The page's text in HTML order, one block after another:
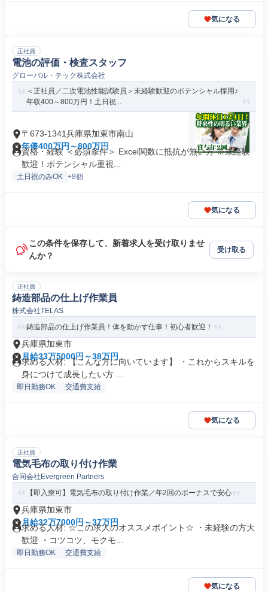
気になる
正社員
電池の評価・検査スタッフ
グローバル・テック株式会社
＜正社員／二次電池性能試験員＞未経験歓迎のポテンシャル採用♪
年収400～800万円！土日祝...
〒673-1341兵庫県加東市南山
年俸400万円～800万円
資格・経験 ＜必須条件＞ Excel関数に抵抗が無い方 ※未経験
歓迎！ポテンシャル重視...
土日祝のみOK +8個
気になる
この条件を保存して、新着求人を受け取りませ
んか？
受け取る
正社員
鋳造部品の仕上げ作業員
株式会社TELAS
鋳造部品の仕上げ作業員！体を動かす仕事！初心者歓迎！
兵庫県加東市
月給33万5000円～38万円
求める人材: 【こんな方に向いています】 ・これからスキルを
身につけて成長したい方 ...
即日勤務OK 交通費支給
気になる
正社員
電気毛布の取り付け作業
合同会社Evergreen Partners
【即入寮可】電気毛布の取り付け作業／年2回のボーナスで安心
兵庫県加東市
月給32万7000円～37万円
求める人材: ☆この求人のオススメポイント☆ ・未経験の方大
歓迎 ・コツコツ、モクモ...
即日勤務OK 交通費支給
気になる